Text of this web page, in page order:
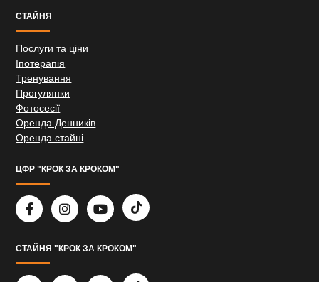
СТАЙНЯ
Послуги та ціни
Іпотерапія
Тренування
Прогулянки
Фотосесії
Оренда Денників
Оренда стайні
ЦФР "КРОК ЗА КРОКОМ"
СТАЙНЯ "КРОК ЗА КРОКОМ"